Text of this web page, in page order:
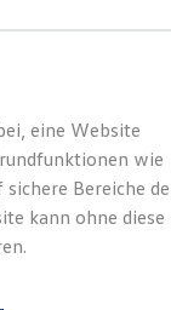
eine Website
wie
Bereiche
kann ohne diese